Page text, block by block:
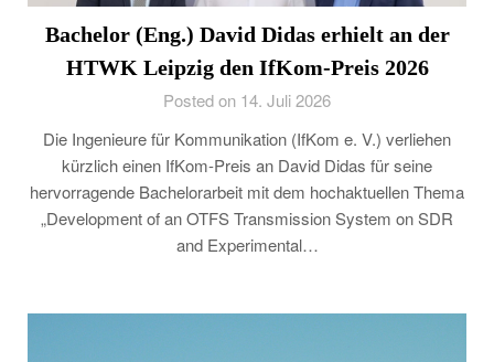
Bachelor (Eng.) David Didas erhielt an der
HTWK Leipzig den IfKom-Preis 2026
Posted on 14. Juli 2026
Die Ingenieure für Kommunikation (IfKom e. V.) verliehen
kürzlich einen IfKom-Preis an David Didas für seine
hervorragende Bachelorarbeit mit dem hochaktuellen Thema
„Development of an OTFS Transmission System on SDR
and Experimental…